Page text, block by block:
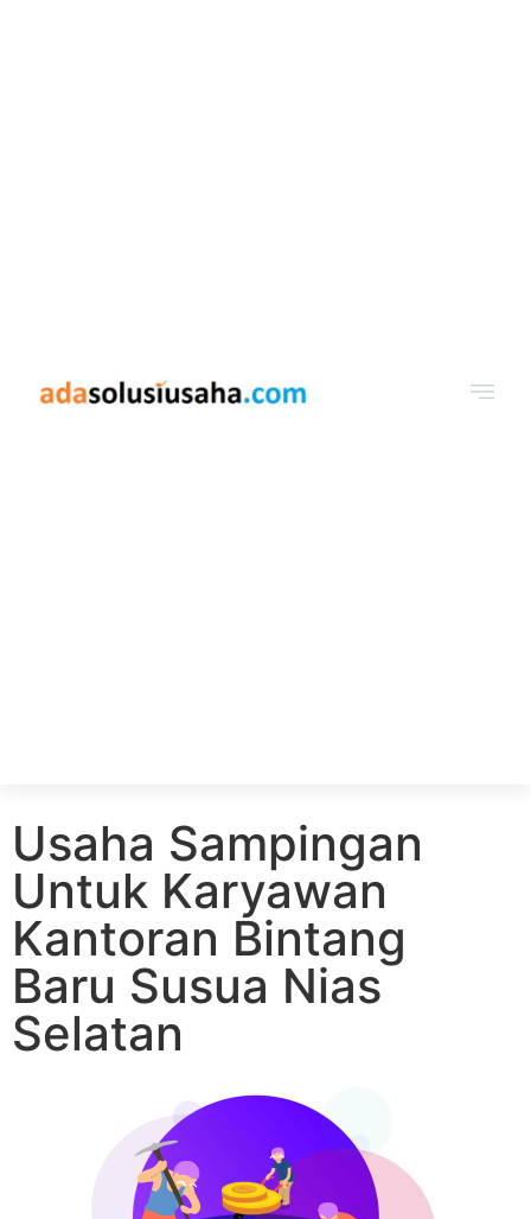
Usaha Sampingan
Untuk Karyawan
Kantoran Bintang
Baru Susua Nias
Selatan